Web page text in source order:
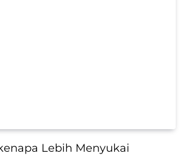
Lebih Menyukai